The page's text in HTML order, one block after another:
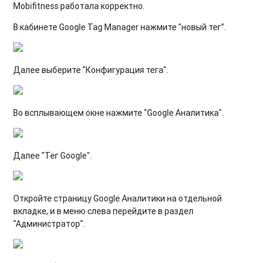
Mobifitness работала корректно.
В кабинете Google Tag Manager нажмите "новый тег".
Далее выберите "Конфигурация тега".
Во всплывающем окне нажмите "Google Аналитика".
Далее "Тег Google".
Откройте страницу Google Аналитики на отдельной
вкладке, и в меню слева перейдите в раздел
"Администратор".